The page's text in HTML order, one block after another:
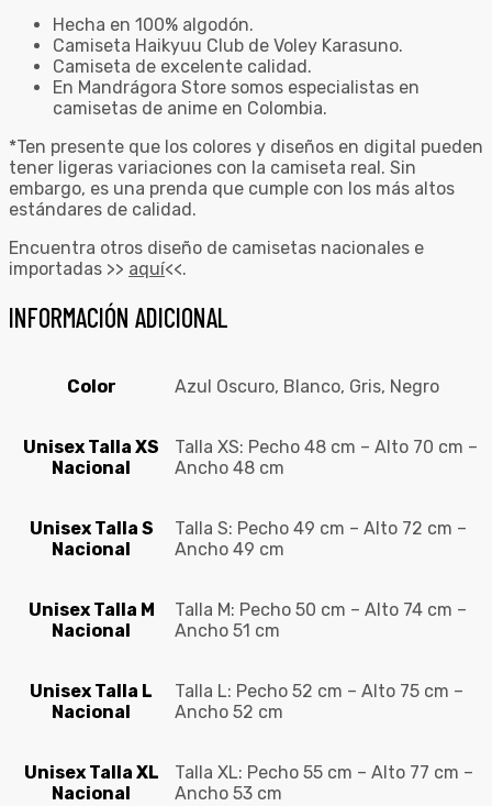
Hecha en 100% algodón.
Camiseta Haikyuu Club de Voley Karasuno.
Camiseta de excelente calidad.
En Mandrágora Store somos especialistas en
camisetas de anime en Colombia.
*Ten presente que los colores y diseños en digital pueden
tener ligeras variaciones con la camiseta real. Sin
embargo, es una prenda que cumple con los más altos
estándares de calidad.
Encuentra otros diseño de camisetas nacionales e
importadas >> aquí<<.
INFORMACIÓN ADICIONAL
Color Azul Oscuro, Blanco, Gris, Negro
Unisex Talla XS
Nacional
Talla XS: Pecho 48 cm – Alto 70 cm –
Ancho 48 cm
Unisex Talla S
Nacional
Talla S: Pecho 49 cm – Alto 72 cm –
Ancho 49 cm
Unisex Talla M
Nacional
Talla M: Pecho 50 cm – Alto 74 cm –
Ancho 51 cm
Unisex Talla L
Nacional
Talla L: Pecho 52 cm – Alto 75 cm –
Ancho 52 cm
Unisex Talla XL
Nacional
Talla XL: Pecho 55 cm – Alto 77 cm –
Ancho 53 cm